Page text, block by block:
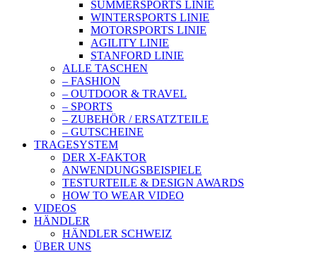
SUMMERSPORTS LINIE
WINTERSPORTS LINIE
MOTORSPORTS LINIE
AGILITY LINIE
STANFORD LINIE
ALLE TASCHEN
– FASHION
– OUTDOOR & TRAVEL
– SPORTS
– ZUBEHÖR / ERSATZTEILE
– GUTSCHEINE
TRAGESYSTEM
DER X-FAKTOR
ANWENDUNGSBEISPIELE
TESTURTEILE & DESIGN AWARDS
HOW TO WEAR VIDEO
VIDEOS
HÄNDLER
HÄNDLER SCHWEIZ
ÜBER UNS